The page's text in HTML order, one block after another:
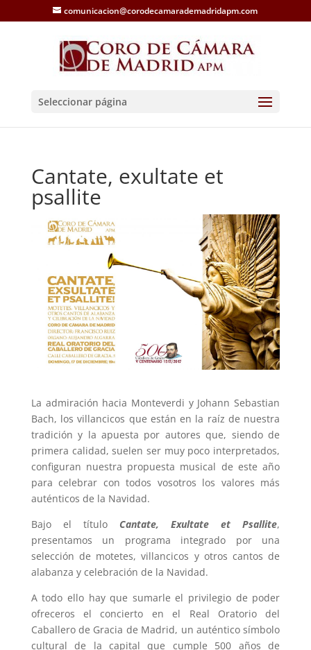
comunicacion@corodecamarademadridapm.com
Seleccionar página
Cantate, exultate et
psallite
La admiración hacia Monteverdi y Johann Sebastian
Bach, los villancicos que están en la raíz de nuestra
tradición y la apuesta por autores que, siendo de
primera calidad, suelen ser muy poco interpretados,
configuran nuestra propuesta musical de este año
para celebrar con todos vosotros los valores más
auténticos de la Navidad.
Bajo el título Cantate, Exultate et Psallite,
presentamos un programa integrado por una
selección de motetes, villancicos y otros cantos de
alabanza y celebración de la Navidad.
A todo ello hay que sumarle el privilegio de poder
ofreceros el concierto en el Real Oratorio del
Caballero de Gracia de Madrid, un auténtico símbolo
cultural de la capital que cumple 500 años de